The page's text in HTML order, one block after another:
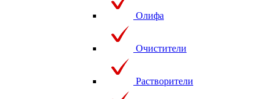
Олифа
Очистители
Растворители